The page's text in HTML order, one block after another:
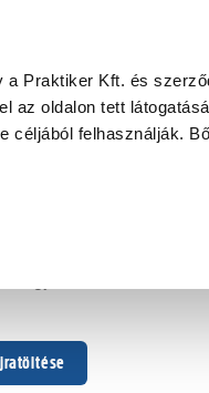
a Praktiker Kft. és
az oldalon tett
céljából felhasználják.